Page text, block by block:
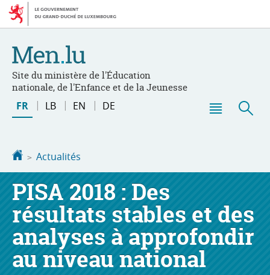
Aller
navigation
Aller
au
Site du ministère de l'Éducation
nationale, de l'Enfance et de la Jeunesse
Changer
de
FR LB EN DE
Accueil
Actualités
PISA 2018 : Des
résultats stables et des
analyses à approfondir
au niveau national